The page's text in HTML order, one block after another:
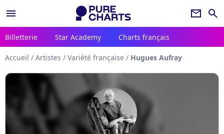
menu newsletter search
Billetterie Star Academy Charts français
Accueil / Artistes / Variété française / Hugues Aufray